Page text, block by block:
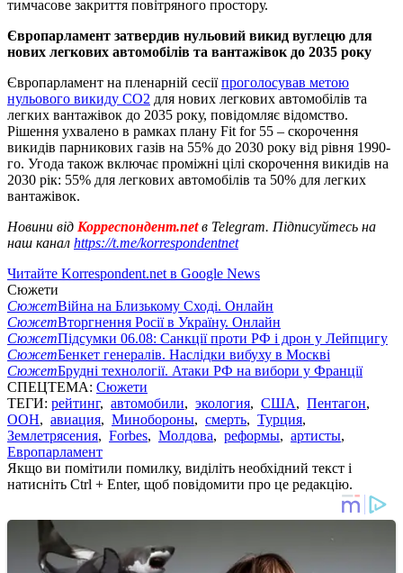
тимчасове закриття повітряного простору.
Європарламент затвердив нульовий викид вуглецю для
нових легкових автомобілів та вантажівок до 2035 року
Європарламент на пленарній сесіїпроголосував метою
нульового викиду CO2 для нових легкових автомобілів та
легких вантажівок до 2035 року, повідомляє відомство.
Рішення ухвалено в рамках плану Fit for 55 – скорочення
викидів парникових газів на 55% до 2030 року від рівня 1990-
го. Угода також включає проміжні цілі скорочення викидів на
2030 рік: 55% для легкових автомобілів та 50% для легких
вантажівок.
Новини від Корреспондент.netв Telegram. Підписуйтесь на
наш канал https://t.me/korrespondentnet
Читайте Korrespondent.net в Google News
Сюжети
СюжетВійна на Близькому Сході. Онлайн
СюжетВторгнення Росії в Україну. Онлайн
СюжетПідсумки 06.08: Санкції проти РФ і дрон у Лейпцигу
СюжетБенкет генералів. Наслідки вибуху в Москві
СюжетБрудні технології. Атаки РФ на вибори у Франції
СПЕЦТЕМА: Сюжети
ТЕГИ: рейтинг, автомобили, экология, США, Пентагон,
ООН, авиация, Минобороны, смерть, Турция,
Землетрясения, Forbes, Молдова, реформы, артисты,
Европарламент
Якщо ви помітили помилку, виділіть необхідний текст і
натисніть Ctrl + Enter, щоб повідомити про це редакцію.